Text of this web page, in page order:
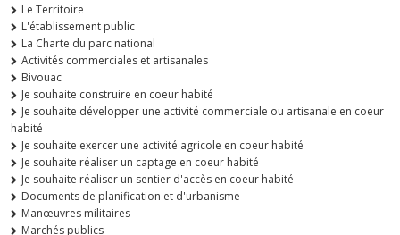
Le Territoire
L'établissement public
La Charte du parc national
Activités commerciales et artisanales
Bivouac
Je souhaite construire en coeur habité
Je souhaite développer une activité commerciale ou artisanale en coeur
habité
Je souhaite exercer une activité agricole en coeur habité
Je souhaite réaliser un captage en coeur habité
Je souhaite réaliser un sentier d'accès en coeur habité
Documents de planification et d'urbanisme
Manœuvres militaires
Marchés publics